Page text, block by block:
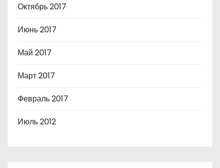
Октябрь 2017
Июнь 2017
Май 2017
Март 2017
Февраль 2017
Июль 2012